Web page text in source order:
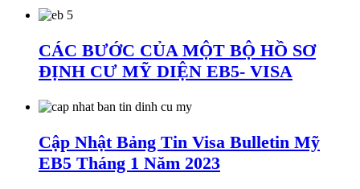
CÁC BƯỚC CỦA MỘT BỘ HỒ SƠ
ĐỊNH CƯ MỸ DIỆN EB5- VISA
Cập Nhật Bảng Tin Visa Bulletin Mỹ
EB5 Tháng 1 Năm 2023